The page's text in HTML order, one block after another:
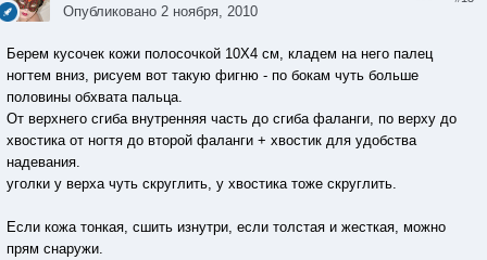
Опубликовано 2 ноября, 2010
Берем кусочек кожи полосочкой 10Х4 см, кладем на него палец
ногтем вниз, рисуем вот такую фигню - по бокам чуть больше
половины обхвата пальца.
От верхнего сгиба внутренняя часть до сгиба фаланги, по верху до
хвостика от ногтя до второй фаланги + хвостик для удобства
надевания.
уголки у верха чуть скруглить, у хвостика тоже скруглить.
Если кожа тонкая, сшить изнутри, если толстая и жесткая, можно
прям снаружи.